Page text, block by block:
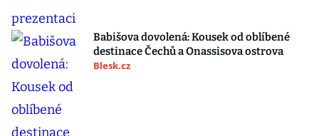
Babišova dovolená: Kousek od oblíbené
destinace Čechů a Onassisova ostrova
Blesk.cz